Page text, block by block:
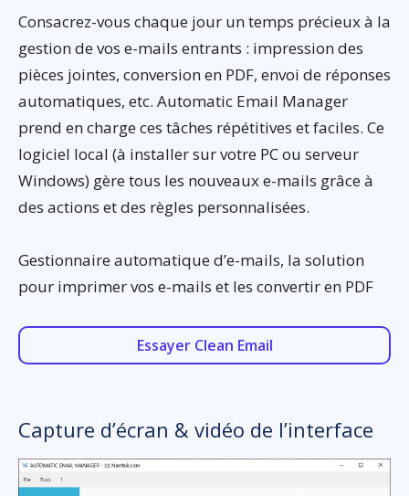
Consacrez-vous chaque jour un temps précieux à la
gestion de vos e-mails entrants : impression des
pièces jointes, conversion en PDF, envoi de réponses
automatiques, etc. Automatic Email Manager
prend en charge ces tâches répétitives et faciles. Ce
logiciel local (à installer sur votre PC ou serveur
Windows) gère tous les nouveaux e-mails grâce à
des actions et des règles personnalisées.
Gestionnaire automatique d’e-mails, la solution
pour imprimer vos e-mails et les convertir en PDF
Essayer Clean Email
Capture d’écran & vidéo de l’interface